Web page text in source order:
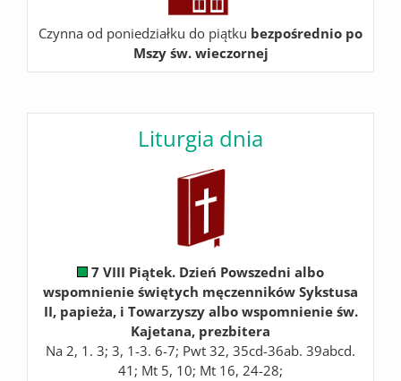
Czynna od poniedziałku do piątku bezpośrednio po
Mszy św. wieczornej
Liturgia dnia
7 VIII Piątek. Dzień Powszedni albo
wspomnienie świętych męczenników Sykstusa
II, papieża, i Towarzyszy albo wspomnienie św.
Kajetana, prezbitera
Na 2, 1. 3; 3, 1-3. 6-7; Pwt 32, 35cd-36ab. 39abcd.
41; Mt 5, 10; Mt 16, 24-28;